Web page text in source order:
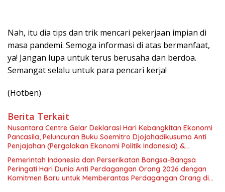
Nah, itu dia tips dan trik mencari pekerjaan impian di
masa pandemi. Semoga informasi di atas bermanfaat,
ya! Jangan lupa untuk terus berusaha dan berdoa.
Semangat selalu untuk para pencari kerja!
(Hotben)
Berita Terkait
Nusantara Centre Gelar Deklarasi Hari Kebangkitan Ekonomi
Pancasila, Peluncuran Buku Soemitro Djojohadikusumo Anti
Penjajahan (Pergolakan Ekonomi Politik Indonesia) &
Simposium Nasional “Urgensi Undang-Undang Perekonomian
Nasional dan Kesejahteraan Sosial dalam Menata Bangsa
Menuju Indonesia Emas 2045”,
Pemerintah Indonesia dan Perserikatan Bangsa-Bangsa
Peringati Hari Dunia Anti Perdagangan Orang 2026 dengan
Komitmen Baru untuk Memberantas Perdagangan Orang di